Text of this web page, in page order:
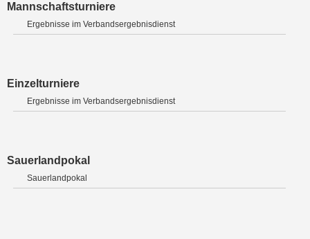
Mannschaftsturniere
Ergebnisse im Verbandsergebnisdienst
Einzelturniere
Ergebnisse im Verbandsergebnisdienst
Sauerlandpokal
Sauerlandpokal